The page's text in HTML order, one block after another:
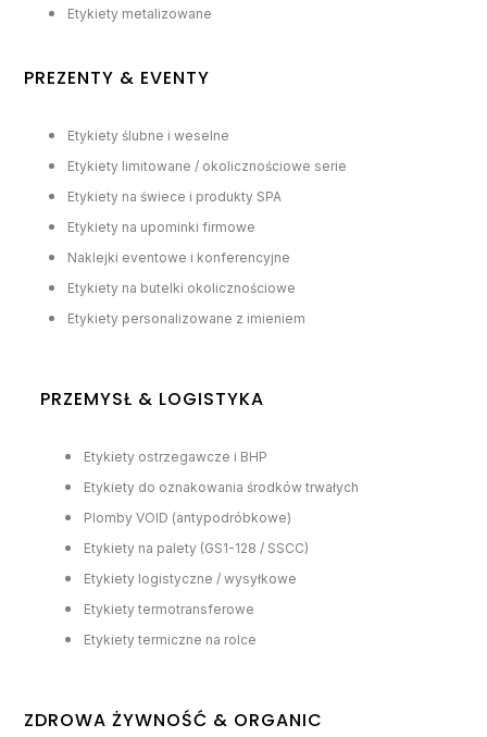
Etykiety metalizowane
PREZENTY & EVENTY
Etykiety ślubne i weselne
Etykiety limitowane / okolicznościowe serie
Etykiety na świece i produkty SPA
Etykiety na upominki firmowe
Naklejki eventowe i konferencyjne
Etykiety na butelki okolicznościowe
Etykiety personalizowane z imieniem
PRZEMYSŁ & LOGISTYKA
Etykiety ostrzegawcze i BHP
Etykiety do oznakowania środków trwałych
Plomby VOID (antypodróbkowe)
Etykiety na palety (GS1-128 / SSCC)
Etykiety logistyczne / wysyłkowe
Etykiety termotransferowe
Etykiety termiczne na rolce
ZDROWA ŻYWNOŚĆ & ORGANIC